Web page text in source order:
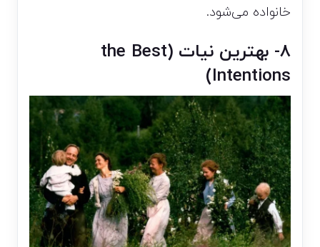
خانواده می‌شود.
۸- بهترین نیات (the Best
Intentions)